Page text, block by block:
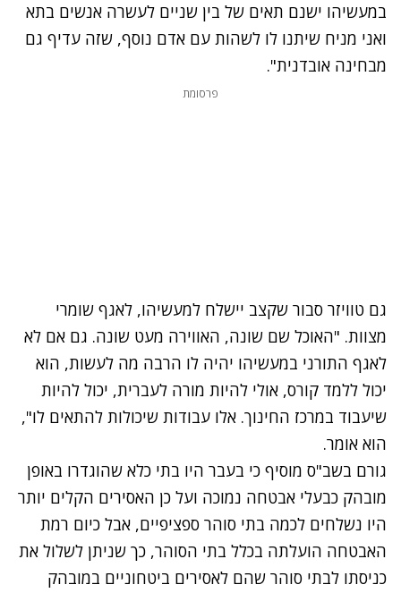
במעשיהו ישנם תאים של בין שניים לעשרה אנשים בתא
ואני מניח שיתנו לו לשהות עם אדם נוסף, שזה עדיף גם
מבחינה אובדנית".
פרסומת
גם טוויזר סבור שקצב יישלח למעשיהו, לאגף שומרי
מצוות. "האוכל שם שונה, האווירה מעט שונה. גם אם לא
לאגף התורני במעשיהו יהיה לו הרבה מה לעשות, הוא
יכול ללמד קורס, אולי להיות מורה לעברית, יכול להיות
שיעבוד במרכז החינוך. אלו עבודות שיכולות להתאים לו",
הוא אומר.
גורם בשב"ס מוסיף כי בעבר היו בתי כלא שהוגדרו באופן
מובהק כבעלי אבטחה נמוכה ועל כן האסירים הקלים יותר
היו נשלחים לכמה בתי סוהר ספציפיים, אבל כיום רמת
האבטחה הועלתה בכלל בתי הסוהר, כך שניתן לשלול את
כניסתו לבתי סוהר שהם לאסירים ביטחוניים במובהק